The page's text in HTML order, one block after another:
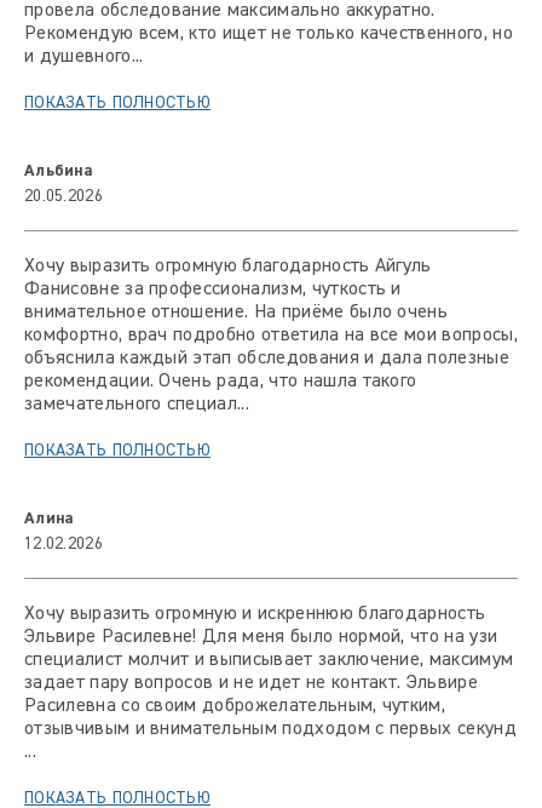
провела обследование максимально аккуратно.
Рекомендую всем, кто ищет не только качественного, но
и душевного...
ПОКАЗАТЬ ПОЛНОСТЬЮ
Альбина
20.05.2026
Хочу выразить огромную благодарность Айгуль
Фанисовне за профессионализм, чуткость и
внимательное отношение. На приёме было очень
комфортно, врач подробно ответила на все мои вопросы,
объяснила каждый этап обследования и дала полезные
рекомендации. Очень рада, что нашла такого
замечательного специал...
ПОКАЗАТЬ ПОЛНОСТЬЮ
Алина
12.02.2026
Хочу выразить огромную и искреннюю благодарность
Эльвире Расилевне! Для меня было нормой, что на узи
специалист молчит и выписывает заключение, максимум
задает пару вопросов и не идет не контакт. Эльвире
Расилевна со своим доброжелательным, чутким,
отзывчивым и внимательным подходом с первых секунд
...
ПОКАЗАТЬ ПОЛНОСТЬЮ